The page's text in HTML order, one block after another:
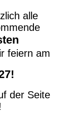
alle
feiern am
der Seite